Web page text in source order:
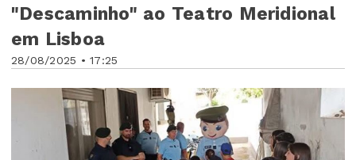
28/08/2025 • 17:25
"Descaminho" ao Teatro Meridional
em Lisboa